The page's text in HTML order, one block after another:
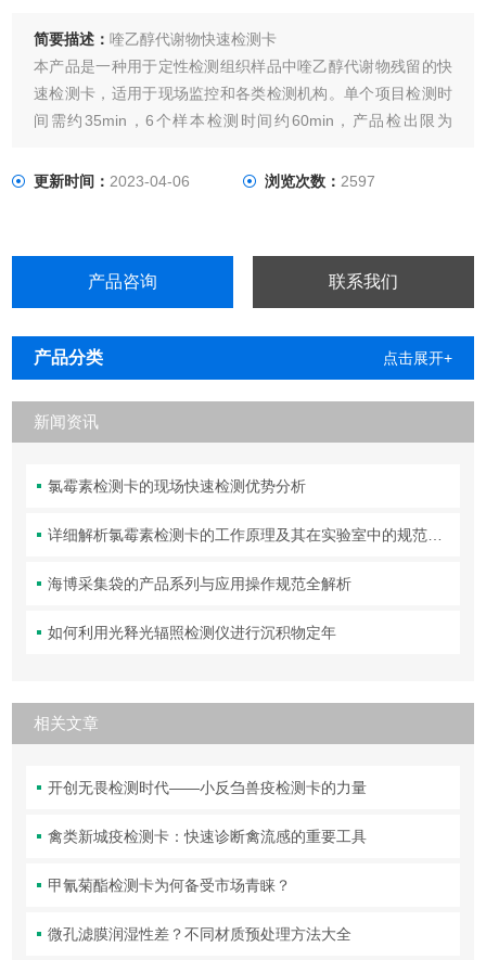
简要描述：喹乙醇代谢物快速检测卡
本产品是一种用于定性检测组织样品中喹乙醇代谢物残留的快
速检测卡，适用于现场监控和各类检测机构。单个项目检测时
间需约35min，6个样本检测时间约60min，产品检出限为
更新时间：2023-04-06 浏览次数： 2597
产品咨询 联系我们
产品分类 点击展开+
新闻资讯
氯霉素检测卡的现场快速检测优势分析
详细解析氯霉素检测卡的工作原理及其在实验室中的规范操作与维护方法
海博采集袋的产品系列与应用操作规范全解析
如何利用光释光辐照检测仪进行沉积物定年
相关文章
开创无畏检测时代——小反刍兽疫检测卡的力量
禽类新城疫检测卡：快速诊断禽流感的重要工具
甲氰菊酯检测卡为何备受市场青睐？
微孔滤膜润湿性差？不同材质预处理方法大全